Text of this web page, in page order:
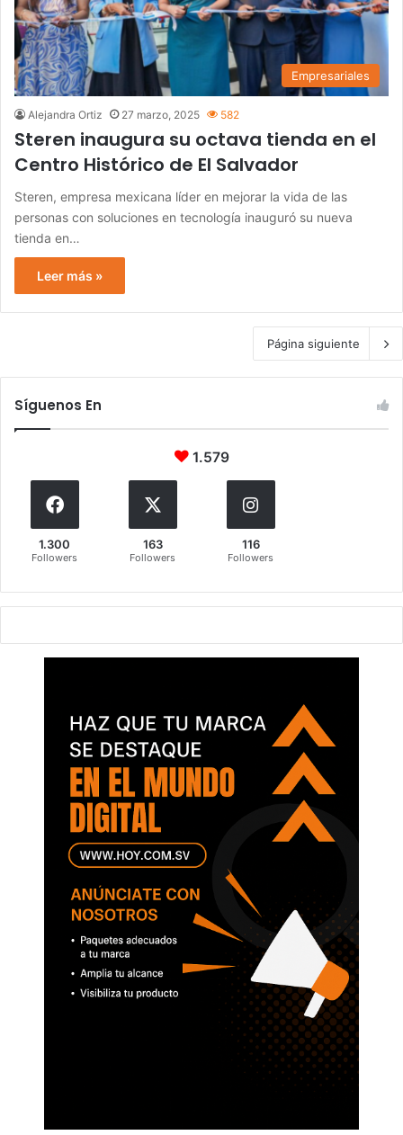
Empresariales
Alejandra Ortiz 27 marzo, 2025 582
Steren inaugura su octava tienda en el
Centro Histórico de El Salvador
Steren, empresa mexicana líder en mejorar la vida de las
personas con soluciones en tecnología inauguró su nueva
tienda en…
Leer más »
Página siguiente
Síguenos En
1.579
1.300
Followers
163
Followers
116
Followers